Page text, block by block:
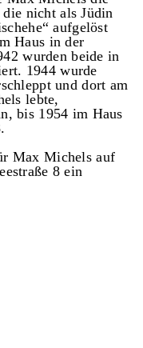
nicht als Jüdin
aufgelöst
Haus in der
wurden beide in
1944 wurde
und dort am
lebte,
bis 1954 im Haus
Max Michels auf
8 ein